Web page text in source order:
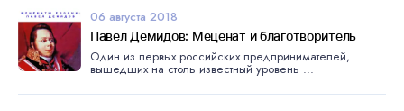
06 августа 2018
Павел Демидов: Меценат и благотворитель
Один из первых российских предпринимателей,
вышедших на столь известный уровень ...